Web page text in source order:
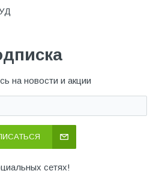
на новости и акции
сетях!